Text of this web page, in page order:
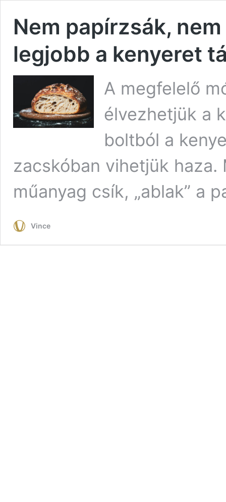
Nem papírzsák,
legjobb a kenyeret
A megfelelő
élvezhetjük a
boltból a
zacskóban vihetjük
műanyag csík, „ablak” a
Vince